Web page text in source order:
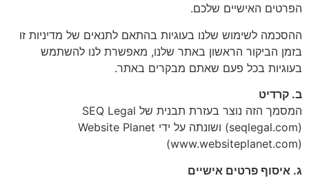
הפרטים האישיים שלכם.
ההסכמה לשימוש שלנו בעוגיות בהתאם לתנאים של מדיניות זו
בזמן הביקור הראשון באתר שלנו, מאפשרת לנו להשתמש
בעוגיות בכל פעם שאתם מבקרים באתר.
ב. קרדיט
המסמך הזה נוצר בעזרת תבנית של SEQ Legal
(seqlegal.com) ושונתה על ידי Website Planet
(www.websiteplanet.com)
ג. איסוף פרטים אישיים